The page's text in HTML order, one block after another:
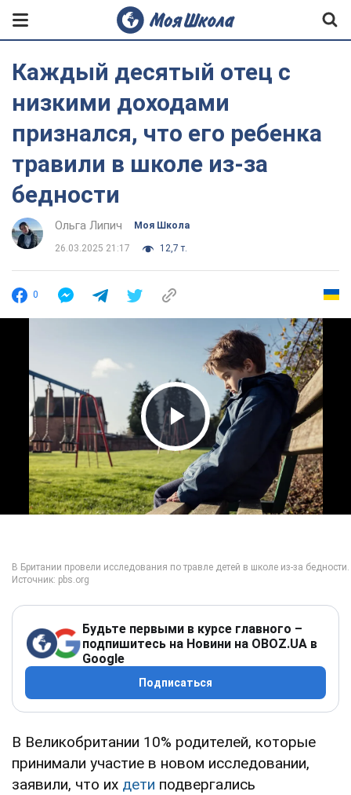
Каждый десятый отец с
низкими доходами
признался, что его ребенка
травили в школе из-за
бедности
Ольга Липич Моя Школа
26.03.2025 21:17 12,7 т.
0
Play Video
Будьте первыми в курсе главного –
подпишитесь на Новини на OBOZ.UA в
Google
Подписаться
В Великобритании 10% родителей, которые
принимали участие в новом исследовании,
заявили, что их дети подвергались